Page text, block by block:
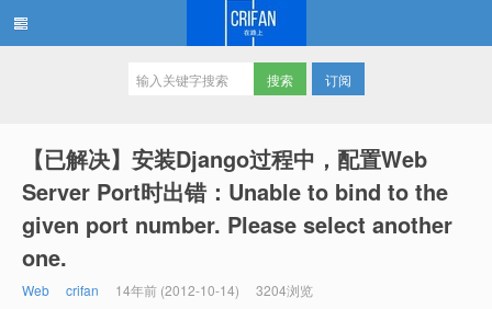
订阅
【已解决】安装Django过程中，配置Web
Server Port时出错：Unable to bind to the
given port number. Please select another
one.
Web crifan 14年前 (2012-10-14) 3204浏览